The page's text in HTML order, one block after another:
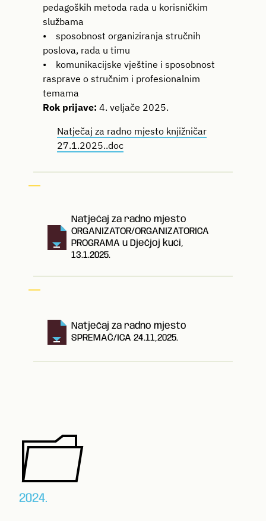
pedagoških metoda rada u korisničkim
službama
• sposobnost organiziranja stručnih
poslova, rada u timu
• komunikacijske vještine i sposobnost
rasprave o stručnim i profesionalnim
temama
Rok prijave: 4. veljače 2025.
Natječaj za radno mjesto knjižničar
27.1.2025..doc
Natječaj za radno mjesto
ORGANIZATOR/ORGANIZATORICA
PROGRAMA u Dječjoj kući,
13.1.2025.
Natječaj za radno mjesto
SPREMAČ/ICA 24.11,2025.
2024.